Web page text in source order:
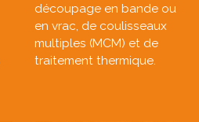
découpage en bande ou
en vrac, de coulisseaux
multiples (MCM) et de
traitement thermique.